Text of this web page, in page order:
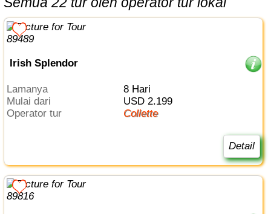
Irish Splendor
Lamanya
8 Hari
Mulai dari
USD 2.199
Operator tur
Collette
Detail